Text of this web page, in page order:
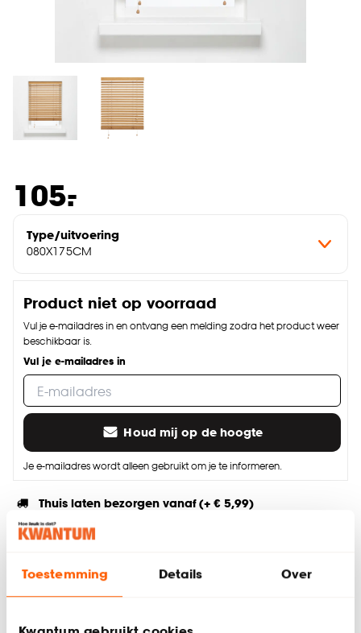
Toestemming Details Over
105.
-
Type/uitvoering
080X175CM
Product niet op voorraad
Vul je e-mailadres in en ontvang een melding zodra het product weer
beschikbaar is.
Vul je e-mailadres in
Houd mij op de hoogte
Je e-mailadres wordt alleen gebruikt om je te informeren.
Thuis laten bezorgen vanaf (+ € 5,99)
Gratis afhalen in de winkel